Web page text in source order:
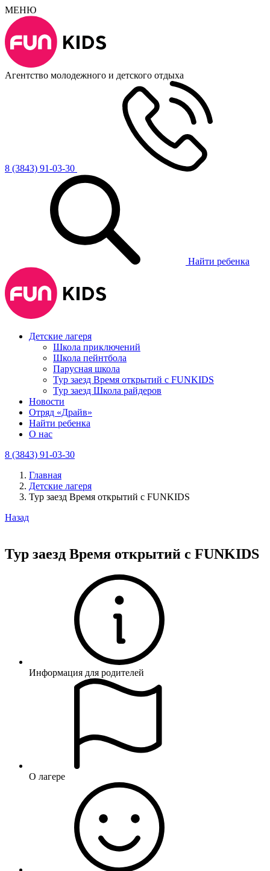
МЕНЮ
Агентство молодежного и детского отдыха
8 (3843) 91-03-30
Найти ребенка
Детские лагеря
Школа приключений
Школа пейнтбола
Парусная школа
Тур заезд Время открытий с FUNKIDS
Тур заезд Школа райдеров
Новости
Отряд «Драйв»
Найти ребенка
О нас
8 (3843) 91-03-30
Главная
Детские лагеря
Тур заезд Время открытий с FUNKIDS
Назад
Тур заезд Время открытий с FUNKIDS
Информация для родителей
О лагере